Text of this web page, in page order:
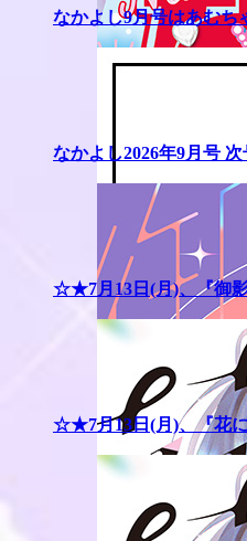
なかよし9月号はあむ
なかよし2026年9月号
☆★7月13日(月)、『御
☆★7月13日(月)、『花